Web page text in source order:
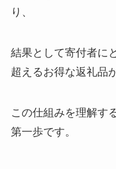
り、
結果として寄付者に
超えるお得な返礼品
この仕組みを理解す
第一歩です。